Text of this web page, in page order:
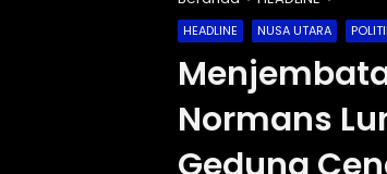
HEADLINE NUSA UTARA
Normans